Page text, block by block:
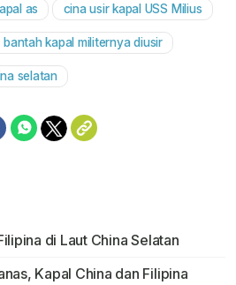
Mute
as cina usir kapal USS Milius
bantah kapal militernya diusir
selatan
di Laut China Selatan
Kapal China dan Filipina